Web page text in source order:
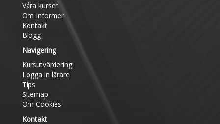
Våra kurser
Om Informer
Kontakt
Blogg
Navigering
Kursutvärdering
Logga in lärare
Tips
Sitemap
Om Cookies
Kontakt